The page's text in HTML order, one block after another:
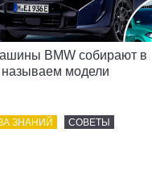
BMW собирают в
модели
ЗНАНИЙ СОВЕТЫ